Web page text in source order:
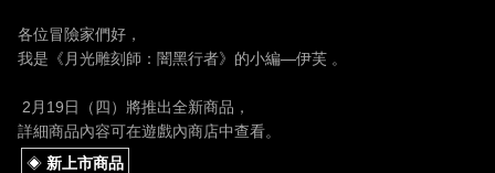
各位冒險家們好，
我是《月光雕刻師：闇黑行者》的小編—伊芙 。
2 月 19日（四）將推出全新商品，
詳細商品內容可在遊戲內商店中查看。
◈ 新上市商品